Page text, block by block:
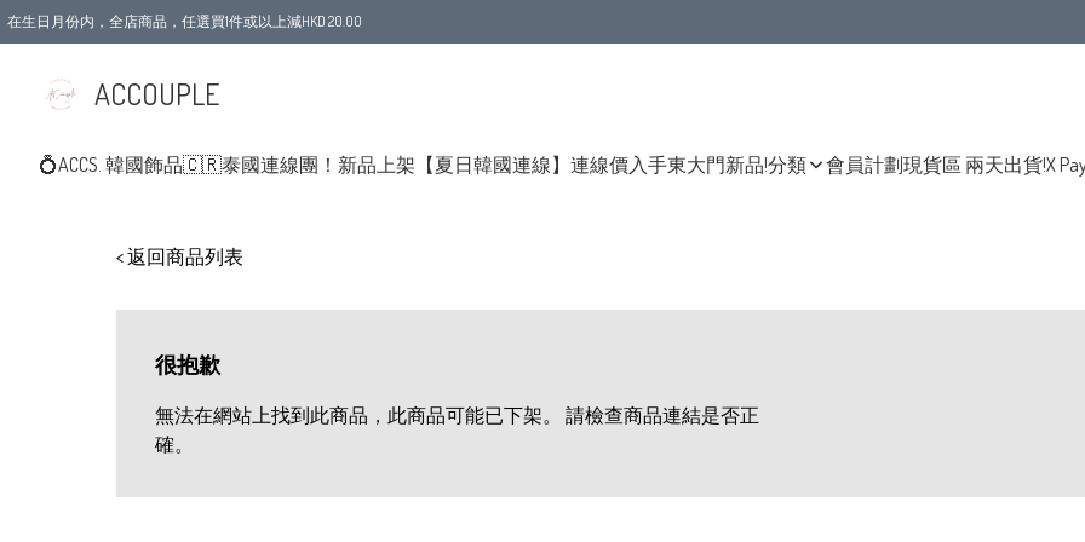
在生日月份内，全店商品，任選買1件或以上減HKD 20.00
ACCOUPLE
💍ACCS. 韓國飾品🇨🇷泰國連線團！新品上架 【夏日韓國連線】連線價入手東大門新品!分類 會員計劃現貨區 兩天出貨!X
< 返回商品列表
很抱歉
無法在網站上找到此商品，此商品可能已下架。 請檢查商品連結是否正
確。